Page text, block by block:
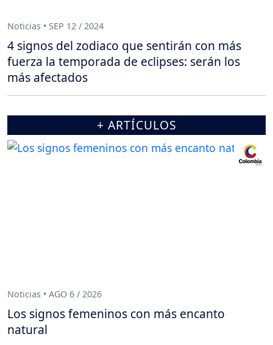
Noticias • SEP 12 / 2024
4 signos del zodiaco que sentirán con más
fuerza la temporada de eclipses: serán los
más afectados
+ ARTÍCULOS
Noticias • AGO 6 / 2026
Los signos femeninos con más encanto
natural